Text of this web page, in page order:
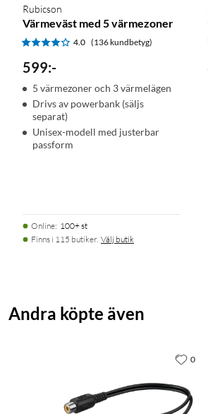
Rubicson
Värmeväst med 5 värmezoner
4.0 (136 kundbetyg)
599:-
5 värmezoner och 3 värmelägen
Drivs av powerbank (säljs
separat)
Unisex-modell med justerbar
passform
Online: 100+ st
Finns i 115 butiker. Välj butik
Andra köpte även
0